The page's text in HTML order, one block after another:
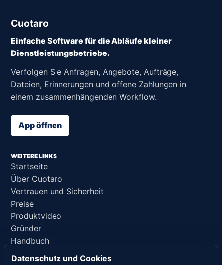
Cuotaro
Einfache Software für die Abläufe kleiner
Dienstleistungsbetriebe.
Verfolgen Sie Anfragen, Angebote, Aufträge,
Dateien, Erinnerungen und offene Zahlungen in
einem zusammenhängenden Workflow.
App öffnen
WEITERE LINKS
Startseite
Über Cuotaro
Vertrauen und Sicherheit
Preise
Produktvideo
Gründer
Handbuch
Support
Datenschutz und Cookies